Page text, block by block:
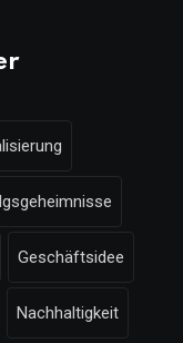
Geschäftsidee
Nachhaltigkeit